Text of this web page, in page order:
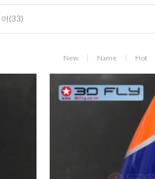
(33)
New Name Hot